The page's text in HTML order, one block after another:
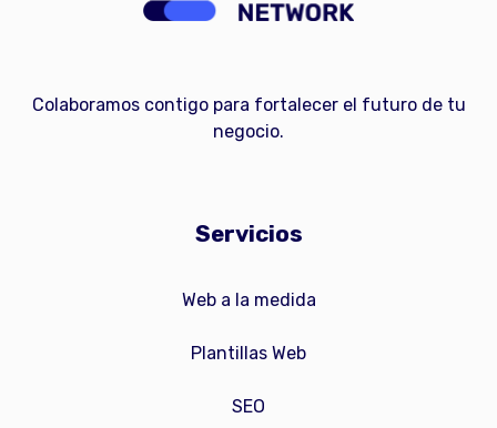
Colaboramos contigo para fortalecer el futuro de tu
negocio.
Servicios
Web a la medida
Plantillas Web
SEO